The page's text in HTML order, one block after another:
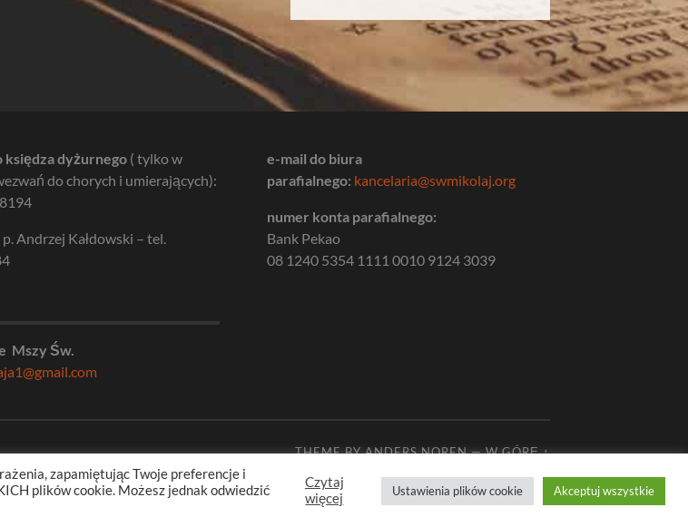
księdza dyżurnego ( tylko w
do chorych i umierających):
p. Andrzej Kałdowski – tel.
Mszy Św.
e-mail do biura
parafialnego: kancelaria@swmikolaj.org
numer konta parafialnego:
Bank Pekao
08 1240 5354 1111 0010 9124 3039
THEME BYANDERS NOREN—W GÓRĘ ↑
zapamiętując Twoje preferencje i
plików cookie. Możesz jednak odwiedzić
Czytaj
więcej
Ustawienia plików cookie Akceptuj wszystkie